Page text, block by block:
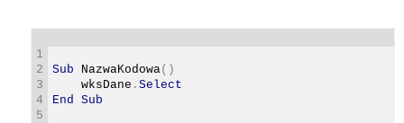
1
2
3
4
5
Sub NazwaKodowa( )
wksDane .Select
End
Sub